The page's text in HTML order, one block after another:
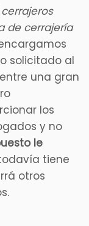
de cerrajería
solicitado al
una gran
los
y no
le
tiene
otros